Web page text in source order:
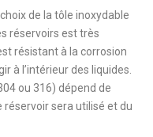
choix de la tôle inoxydable
réservoirs est très
résistant à la corrosion
à l’intérieur des liquides.
ou 316) dépend de
réservoir sera utilisé et du